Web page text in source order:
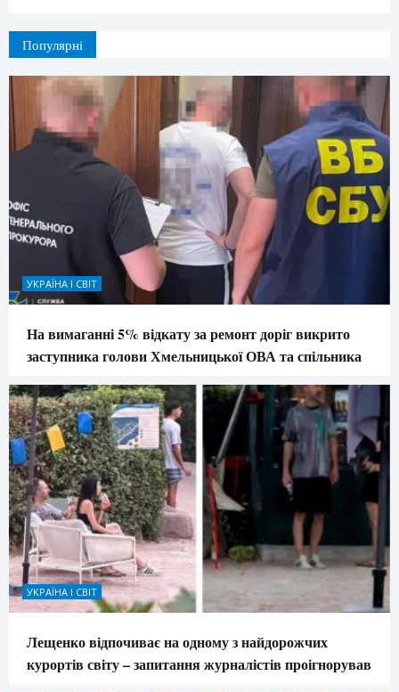
Популярні
УКРАЇНА І СВІТ
На вимаганні 5% відкату за ремонт доріг викрито
заступника голови Хмельницької ОВА та спільника
УКРАЇНА І СВІТ
Лещенко відпочиває на одному з найдорожчих
курортів світу – запитання журналістів проігнорував